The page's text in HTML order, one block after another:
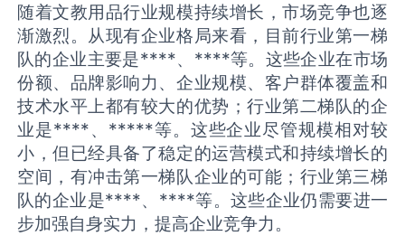
随着文教用品行业规模持续增长，市场竞争也逐
渐激烈。从现有企业格局来看，目前行业第一梯
队的企业主要是****、****等。这些企业在市场
份额、品牌影响力、企业规模、客户群体覆盖和
技术水平上都有较大的优势；行业第二梯队的企
业是****、*****等。这些企业尽管规模相对较
小，但已经具备了稳定的运营模式和持续增长的
空间，有冲击第一梯队企业的可能；行业第三梯
队的企业是****、****等。这些企业仍需要进一
步加强自身实力，提高企业竞争力。